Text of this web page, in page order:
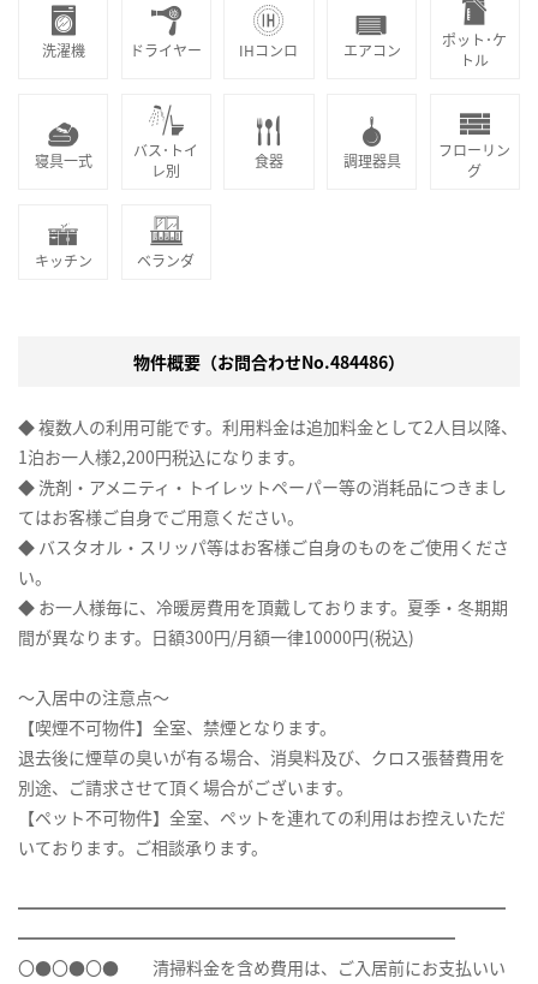
洗濯機 ドライヤー IHコンロ エアコン
ポット･ケ
トル
寝具一式
バス･トイ
レ別
食器 調理器具
フローリン
グ
キッチン ベランダ
物件概要（お問合わせNo.484486）
◆ 複数人の利用可能です。利用料金は追加料金として2人目以降、
1泊お一人様2,200円税込になります。
◆ 洗剤・アメニティ・トイレットペーパー等の消耗品につきまし
てはお客様ご自身でご用意ください。
◆ バスタオル・スリッパ等はお客様ご自身のものをご使用くださ
い。
◆ お一人様毎に、冷暖房費用を頂戴しております。夏季・冬期期
間が異なります。日額300円/月額一律10000円(税込)
～入居中の注意点～
【喫煙不可物件】全室、禁煙となります。
退去後に煙草の臭いが有る場合、消臭料及び、クロス張替費用を
別途、ご請求させて頂く場合がございます。
【ペット不可物件】全室、ペットを連れての利用はお控えいただ
いております。ご相談承ります。
━━━━━━━━━━━━━━━━━━━━━━━━━━━━━
━━━━━━━━━━━━━━━━━━━━━━━━━━
〇●〇●〇● 清掃料金を含め費用は、ご入居前にお支払いい